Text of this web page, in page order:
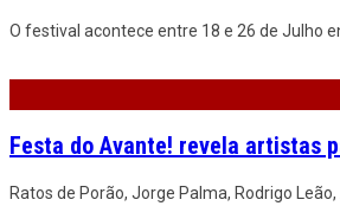
O festival acontece entre 18 e 26 de Julho
Festa do Avante! revela artistas
Ratos de Porão, Jorge Palma, Rodrigo